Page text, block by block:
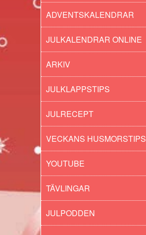
ADVENTSKALENDRAR
JULKALENDRAR ONLINE
ARKIV
JULKLAPPSTIPS
JULRECEPT
VECKANS HUSMORSTIPS
YOUTUBE
TÄVLINGAR
JULPODDEN